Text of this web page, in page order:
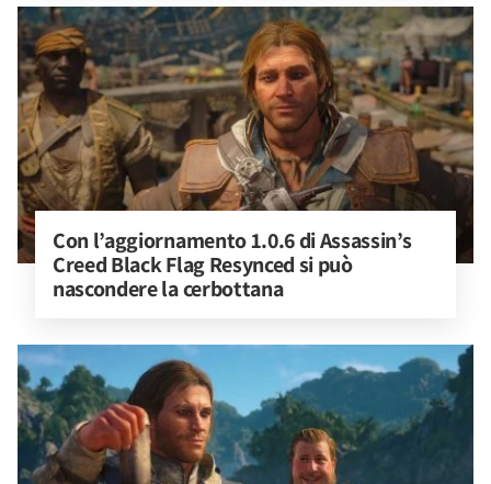
Con l’aggiornamento 1.0.6 di Assassin’s
Creed Black Flag Resynced si può
nascondere la cerbottana